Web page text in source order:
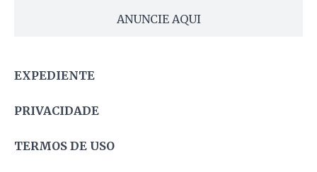
ANUNCIE AQUI
EXPEDIENTE
PRIVACIDADE
TERMOS DE USO